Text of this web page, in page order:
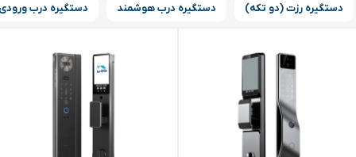
دستگیره رزت (دو‌ تکه) دستگیره درب هوشمند دستگیره درب